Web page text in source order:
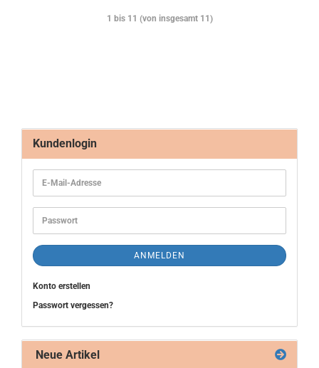
1 bis 11 (von insgesamt 11 )
Kundenlogin
ANMELDEN
Konto erstellen
Passwort vergessen?
Neue Artikel